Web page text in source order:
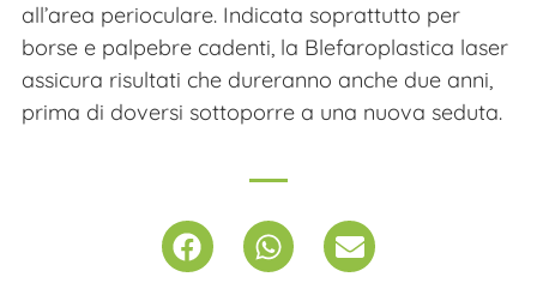
all’area perioculare. Indicata soprattutto per
borse e palpebre cadenti, la Blefaroplastica laser
assicura risultati che dureranno anche due anni,
prima di doversi sottoporre a una nuova seduta.